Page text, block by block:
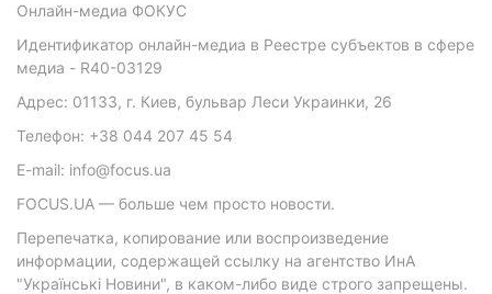
Онлайн-медиа ФОКУС
Идентификатор онлайн-медиа в Реестре субъектов в сфере
медиа - R40-03129
Адрес: 01133, г. Киев, бульвар Леси Украинки, 26
Телефон: +38 044 207 45 54
E-mail: info@focus.ua
FOCUS.UA — больше чем просто новости.
Перепечатка, копирование или воспроизведение
информации, содержащей ссылку на агентство ИнА
"Українські Новини", в каком-либо виде строго запрещены.